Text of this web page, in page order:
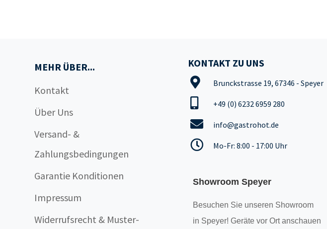
MEHR ÜBER...
Kontakt
Über Uns
Versand- &
Zahlungsbedingungen
Garantie Konditionen
Impressum
Widerrufsrecht & Muster-
KONTAKT ZU UNS
Brunckstrasse 19, 67346 - Speyer
+49 (0) 6232 6959 280
info@gastrohot.de
Mo-Fr: 8:00 - 17:00 Uhr
Showroom Speyer
Besuchen Sie unseren Showroom
in Speyer! Geräte vor Ort anschauen